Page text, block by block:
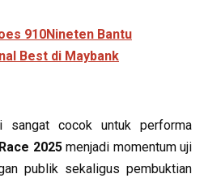
910Nineten Bantu
Best di Maybank
sangat cocok untuk performa
2025menjadi momentum uji
publik sekaligus pembuktian